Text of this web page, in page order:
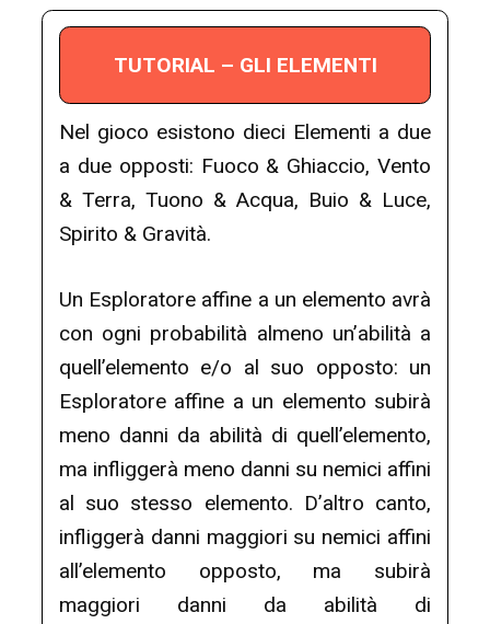
TUTORIAL – GLI ELEMENTI
Nel gioco esistono dieci Elementi a due
a due opposti: Fuoco & Ghiaccio, Vento
& Terra, Tuono & Acqua, Buio & Luce,
Spirito & Gravità.
Un Esploratore affine a un elemento avrà
con ogni probabilità almeno un’abilità a
quell’elemento e/o al suo opposto: un
Esploratore affine a un elemento subirà
meno danni da abilità di quell’elemento,
ma infliggerà meno danni su nemici affini
al suo stesso elemento. D’altro canto,
infliggerà danni maggiori su nemici affini
all’elemento opposto, ma subirà
maggiori danni da abilità di